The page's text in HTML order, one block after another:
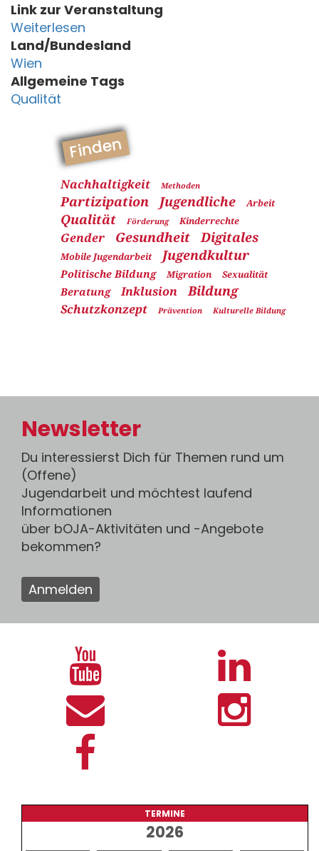
Link zur Veranstaltung
Weiterlesen
Land/Bundesland
Wien
Allgemeine Tags
Qualität
Finden
Nachhaltigkeit Methoden
Partizipation Jugendliche Arbeit
Qualität Förderung Kinderrechte
Gender Gesundheit Digitales
Mobile Jugendarbeit Jugendkultur
Politische Bildung Migration Sexualität
Beratung Inklusion Bildung
Schutzkonzept Prävention Kulturelle Bildung
Newsletter
Du interessierst Dich für Themen rund um
(Offene)
Jugendarbeit und möchtest laufend
Informationen
über bOJA-Aktivitäten und -Angebote
bekommen?
Anmelden
TERMINE
2026